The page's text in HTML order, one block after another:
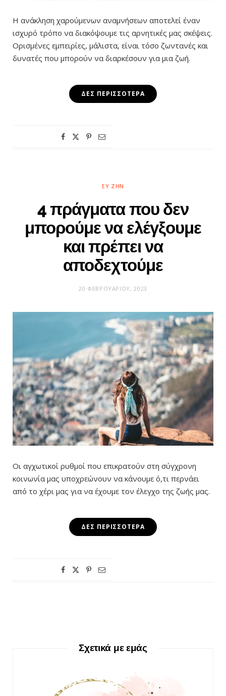
Η ανάκληση χαρούμενων αναμνήσεων αποτελεί έναν
ισχυρό τρόπο να διακόψουμε τις αρνητικές μας σκέψεις.
Ορισμένες εμπειρίες, μάλιστα, είναι τόσο ζωντανές και
δυνατές που μπορούν να διαρκέσουν για μια ζωή.
ΔΕΣ ΠΕΡΙΣΣΌΤΕΡΑ
ΕΥ ΖΗΝ
4 πράγματα που δεν
μπορούμε να ελέγξουμε
και πρέπει να
αποδεχτούμε
20 ΦΕΒΡΟΥΑΡΊΟΥ, 2023
Οι αγχωτικοί ρυθμοί που επικρατούν στη σύγχρονη
κοινωνία μας υποχρεώνουν να κάνουμε ό,τι περνάει
από το χέρι μας για να έχουμε τον έλεγχο της ζωής μας.
ΔΕΣ ΠΕΡΙΣΣΌΤΕΡΑ
Σχετικά με εμάς